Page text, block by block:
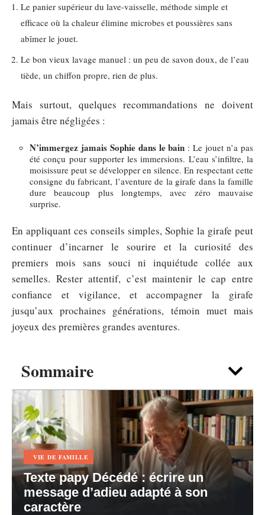
Sommaire
VIE DE FAMILLE
Texte papy Décédé : écrire un
message d’adieu adapté à son
caractère
Le panier supérieur du lave-vaisselle, méthode simple et
efficace où la chaleur élimine microbes et poussières sans
abîmer le jouet.
Le bon vieux lavage manuel : un peu de savon doux, de l’eau
tiède, un chiffon propre, rien de plus.
Mais surtout, quelques recommandations ne doivent
jamais être négligées :
N’immergez jamais Sophie dans le bain : Le jouet n’a pas
été conçu pour supporter les immersions. L’eau s’infiltre, la
moisissure peut se développer en silence. En respectant cette
consigne du fabricant, l’aventure de la girafe dans la famille
dure beaucoup plus longtemps, avec zéro mauvaise
surprise.
En appliquant ces conseils simples, Sophie la girafe peut
continuer d’incarner le sourire et la curiosité des
premiers mois sans souci ni inquiétude collée aux
semelles. Rester attentif, c’est maintenir le cap entre
confiance et vigilance, et accompagner la girafe
jusqu’aux prochaines générations, témoin muet mais
joyeux des premières grandes aventures.